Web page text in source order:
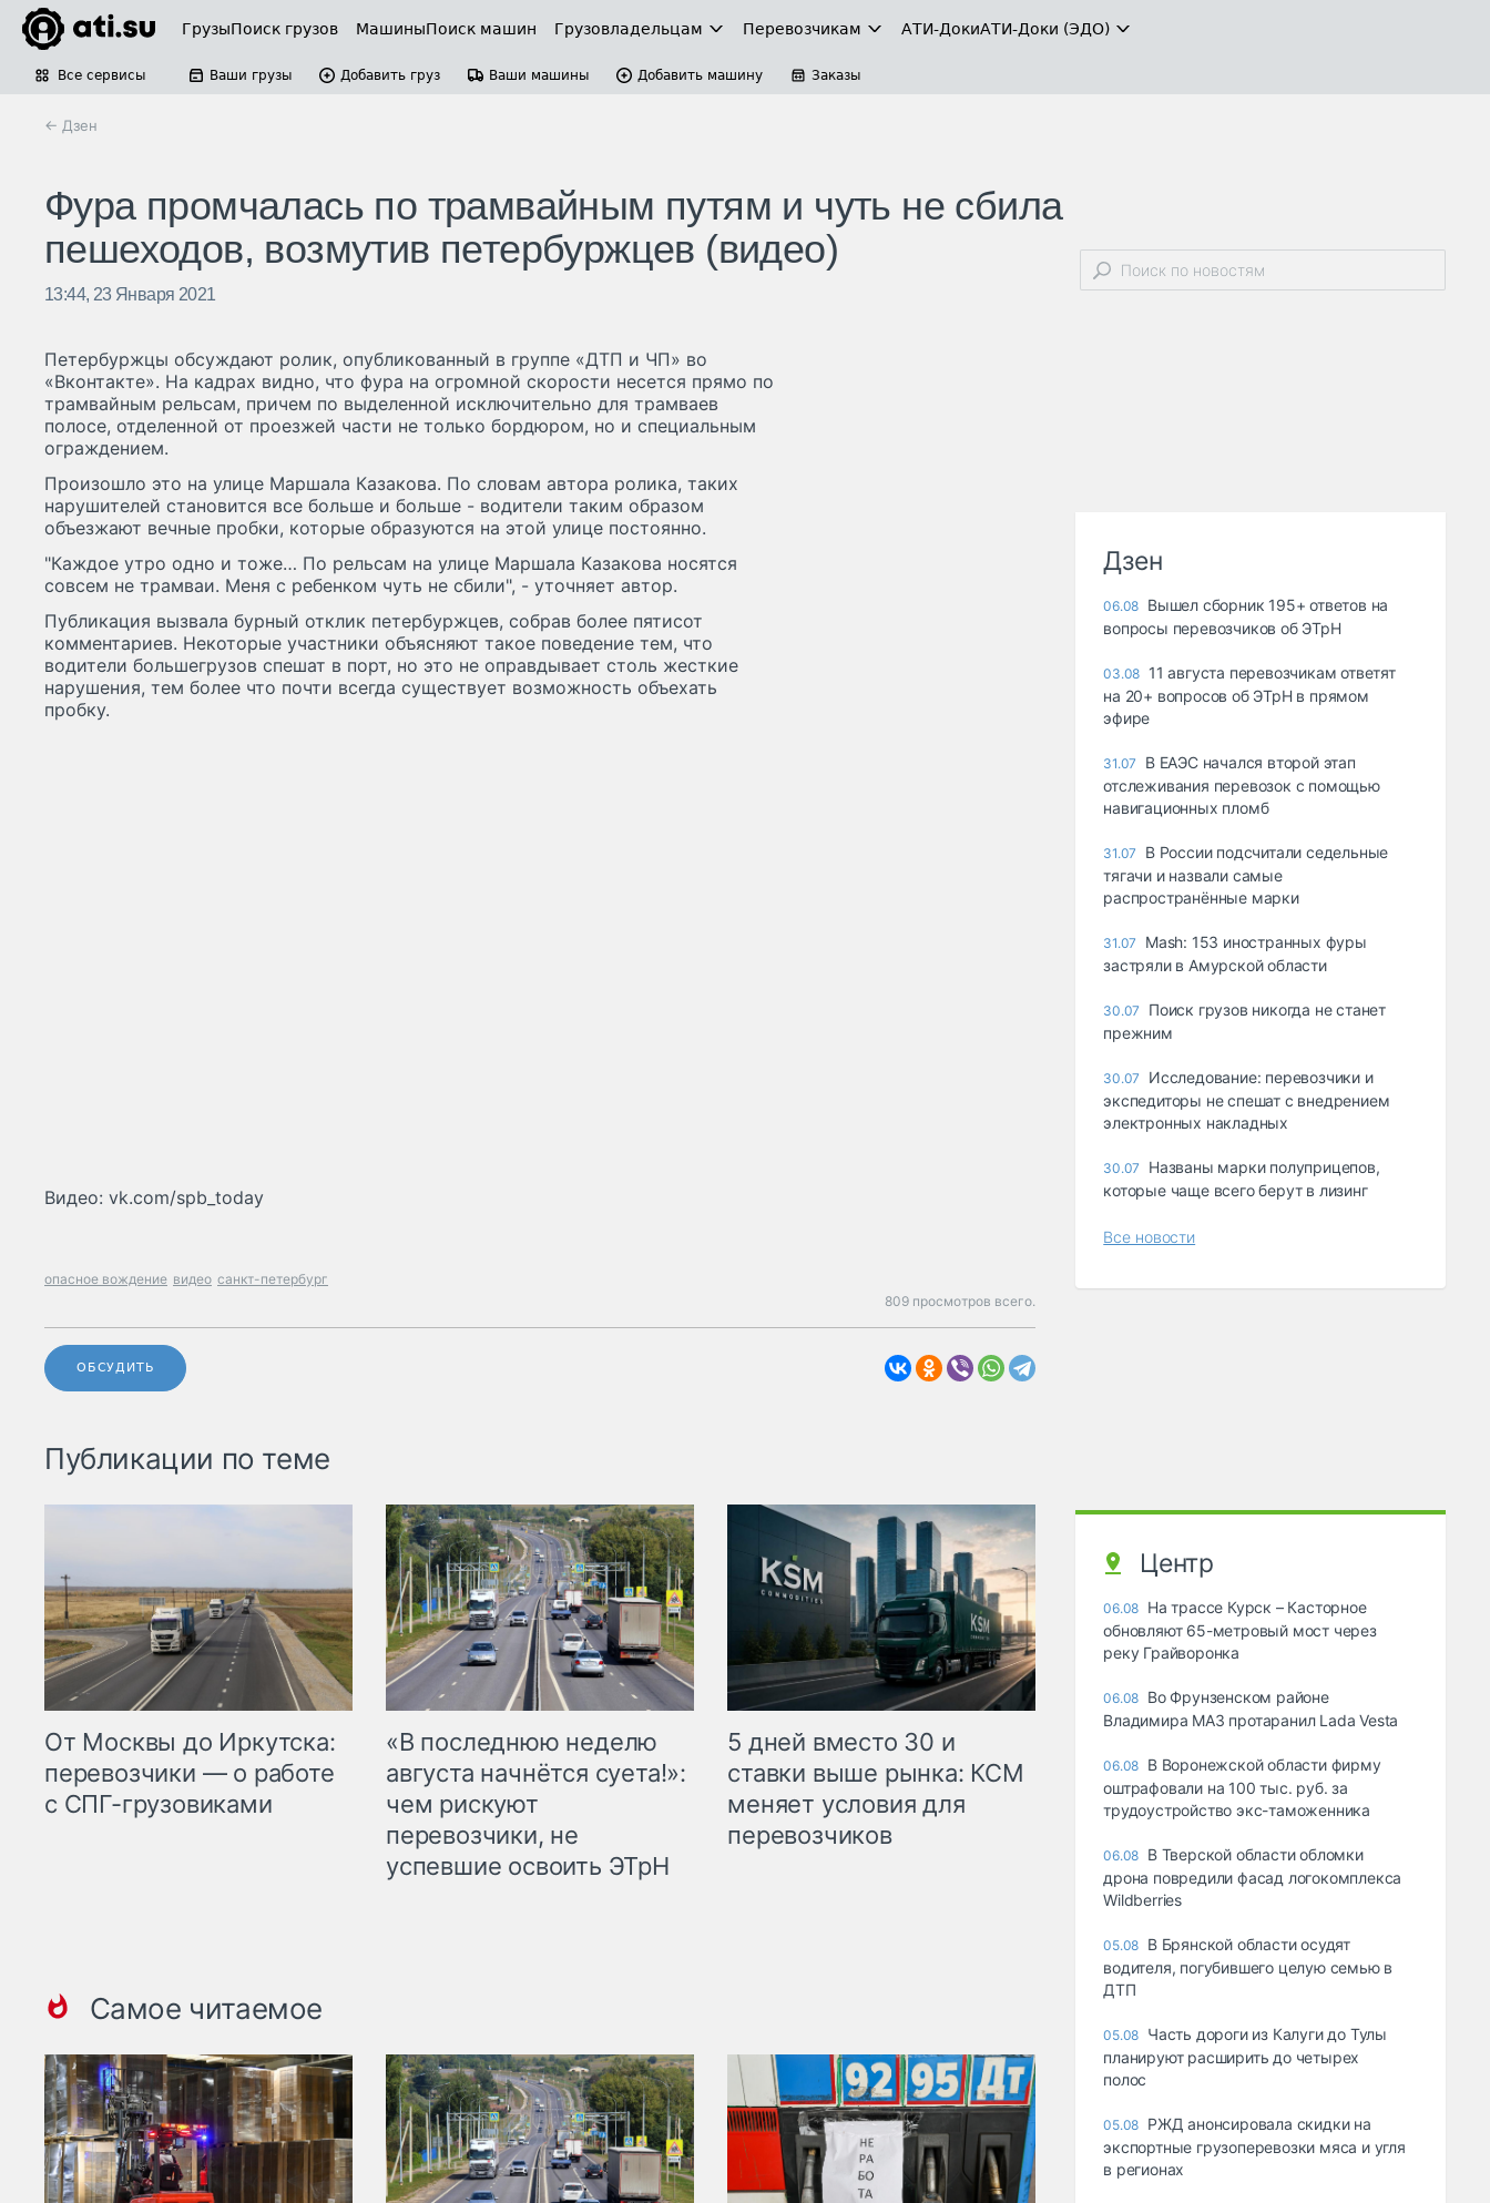
ГрузыПоиск грузов МашиныПоиск машин Грузовладельцам Перевозчикам АТИ-ДокиАТИ-Доки (ЭДО)
Все сервисы Ваши грузы Добавить груз Ваши машины Добавить машину Заказы
← Дзен
Фура промчалась по трамвайным путям и чуть не сбила
пешеходов, возмутив петербуржцев (видео)
13:44, 23 Января 2021
Петербуржцы обсуждают ролик, опубликованный в группе «ДТП и ЧП» во
«Вконтакте». На кадрах видно, что фура на огромной скорости несется прямо по
трамвайным рельсам, причем по выделенной исключительно для трамваев
полосе, отделенной от проезжей части не только бордюром, но и специальным
ограждением.
Произошло это на улице Маршала Казакова. По словам автора ролика, таких
нарушителей становится все больше и больше - водители таким образом
объезжают вечные пробки, которые образуются на этой улице постоянно.
"Каждое утро одно и тоже… По рельсам на улице Маршала Казакова носятся
совсем не трамваи. Меня с ребенком чуть не сбили", - уточняет автор.
Публикация вызвала бурный отклик петербуржцев, собрав более пятисот
комментариев. Некоторые участники объясняют такое поведение тем, что
водители большегрузов спешат в порт, но это не оправдывает столь жесткие
нарушения, тем более что почти всегда существует возможность объехать
пробку.
Видео: vk.com/spb_today
опасное вождение видео санкт-петербург
809 просмотров всего.
ОБСУДИТЬ
Публикации по теме
От Москвы до Иркутска:
перевозчики — о работе
с СПГ-грузовиками
«В последнюю неделю
августа начнётся суета!»:
чем рискуют
перевозчики, не
успевшие освоить ЭТрН
5 дней вместо 30 и
ставки выше рынка: КСМ
меняет условия для
перевозчиков
Самое читаемое
Дзен
06.08 Вышел сборник 195+ ответов на
вопросы перевозчиков об ЭТрН
03.08 11 августа перевозчикам ответят
на 20+ вопросов об ЭТрН в прямом
эфире
31.07
В ЕАЭС начался второй этап
отслеживания перевозок с помощью
навигационных пломб
31.07
В России подсчитали седельные
тягачи и назвали самые
распространённые марки
31.07
Mash: 153 иностранных фуры
застряли в Амурской области
30.07
Поиск грузов никогда не станет
прежним
30.07
Исследование: перевозчики и
экспедиторы не спешат с внедрением
электронных накладных
30.07
Названы марки полуприцепов,
которые чаще всего берут в лизинг
Все новости
Центр
06.08 На трассе Курск – Касторное
обновляют 65-метровый мост через
реку Грайворонка
06.08 Во Фрунзенском районе
Владимира МАЗ протаранил Lada Vesta
06.08 В Воронежской области фирму
оштрафовали на 100 тыс. руб. за
трудоустройство экс-таможенника
06.08 В Тверской области обломки
дрона повредили фасад логокомплекса
Wildberries
05.08 В Брянской области осудят
водителя, погубившего целую семью в
ДТП
05.08 Часть дороги из Калуги до Тулы
планируют расширить до четырех
полос
05.08 РЖД анонсировала скидки на
экспортные грузоперевозки мяса и угля
в регионах